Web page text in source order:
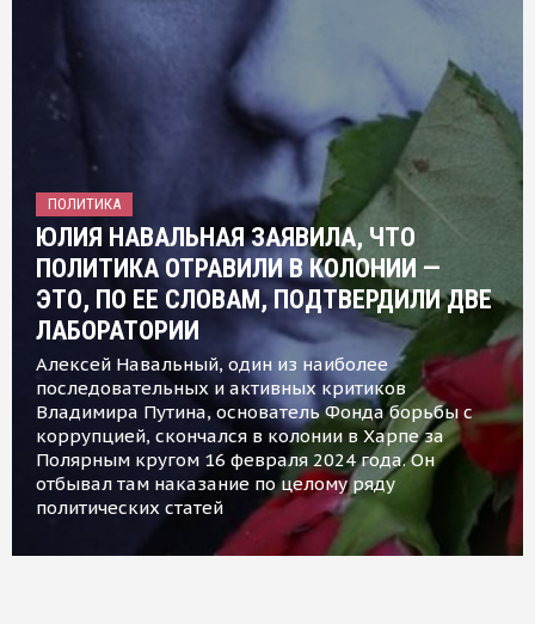
ПОЛИТИКА
ЮЛИЯ НАВАЛЬНАЯ ЗАЯВИЛА, ЧТО
ПОЛИТИКА ОТРАВИЛИ В КОЛОНИИ —
ЭТО, ПО ЕЕ СЛОВАМ, ПОДТВЕРДИЛИ ДВЕ
ЛАБОРАТОРИИ
Алексей Навальный, один из наиболее
последовательных и активных критиков
Владимира Путина, основатель Фонда борьбы с
коррупцией, скончался в колонии в Харпе за
Полярным кругом 16 февраля 2024 года. Он
отбывал там наказание по целому ряду
политических статей